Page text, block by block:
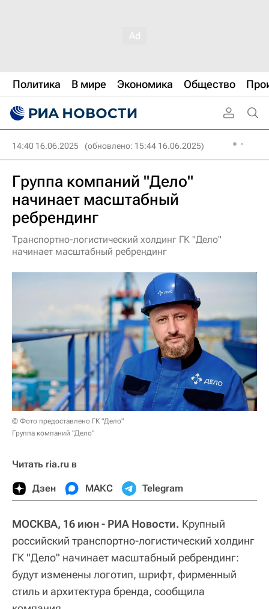
Политика В мире Экономика Общество
14:40 16.06.2025 (обновлено: 15:44 16.06.2025)
Группа компаний "Дело"
начинает масштабный
ребрендинг
Транспортно-логистический холдинг ГК "Дело"
начинает масштабный ребрендинг
© Фото предоставлено ГК "Дело"
Группа компаний "Дело"
Читать ria.ru в
Дзен МАКС Telegram
МОСКВА, 16 июн - РИА Новости. Крупный
российский транспортно-логистический холдинг
ГК "Дело" начинает масштабный ребрендинг:
будут изменены логотип, шрифт, фирменный
стиль и архитектура бренда, сообщила